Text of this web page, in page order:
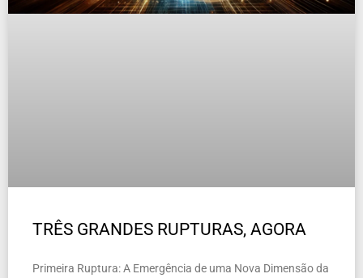
TRÊS GRANDES RUPTURAS, AGORA
Primeira Ruptura: A Emergência de uma Nova Dimensão da